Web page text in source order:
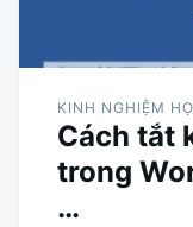
KINH NGHIỆM
Cách tắt
trong
…